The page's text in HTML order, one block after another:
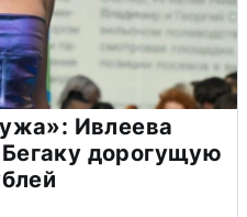
Ивлеева
дорогущую